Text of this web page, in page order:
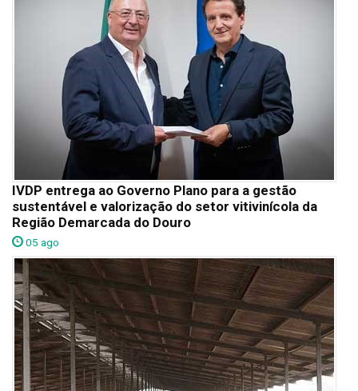
IVDP entrega ao Governo Plano para a gestão
sustentável e valorização do setor vitivinícola da
Região Demarcada do Douro
05 ago